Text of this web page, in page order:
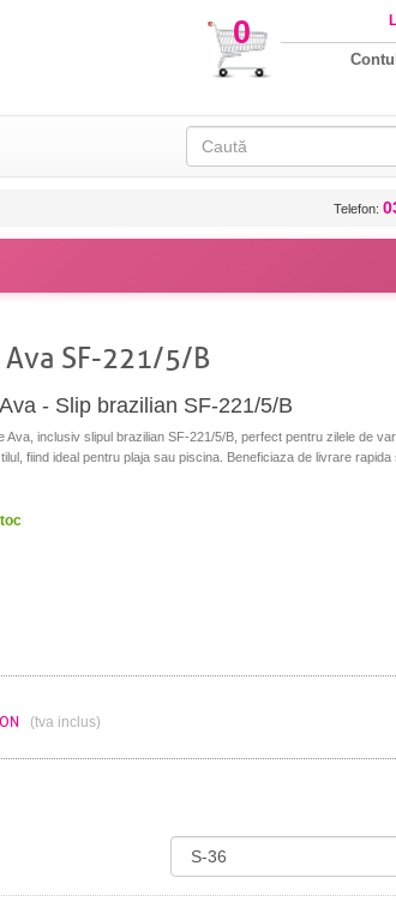
0
Telefon:
SF-221/5/B
- Slip brazilian SF-221/5/B
Ava, inclusiv slipul brazilian SF-221/5/B, perfect pentru zilele de
fiind ideal pentru plaja sau piscina. Beneficiaza de livrare
(tva inclus)